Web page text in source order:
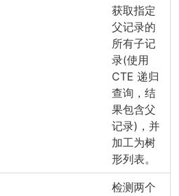
获取指定
父记录的
所有子记
录(使用
CTE 递归
查询，结
果包含父
记录)，并
加工为树
形列表。
检测两个